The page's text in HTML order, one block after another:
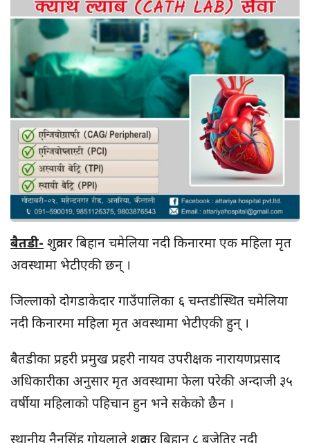
बैतडी- शुक्रवार बिहान चमेलिया नदी किनारमा एक महिला मृत
अवस्थामा भेटीएकी छन् ।
जिल्लाको दोगडाकेदार गाउँपालिका ६ चम्तडीस्थित चमेलिया
नदी किनारमा महिला मृत अवस्थामा भेटीएकी हुन् ।
बैतडीका प्रहरी प्रमुख प्रहरी नायव उपरीक्षक नारायणप्रसाद
अधिकारीका अनुसार मृत अवस्थामा फेला परेकी अन्दाजी ३५
वर्षीया महिलाको पहिचान हुन भने सकेको छैन ।
स्थानीय नैनसिंह गोयलाले शुक्रवार बिहान ८ बजेतिर नदी